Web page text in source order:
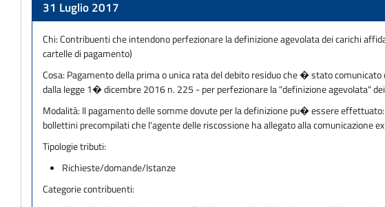
31 Luglio 2017
Chi:Contribuenti che intendono perfezionare la definizione agevolata dei carichi
cartelle di pagamento)
Cosa: Pagamento della prima o unica rata del debito residuo che � stato
dalla legge 1� dicembre 2016 n. 225 - per perfezionare la "definizione agevolata"
Modalità: Il pagamento delle somme dovute per la definizione pu� essere
bollettini precompilati che l'agente delle riscossione ha allegato alla comunicazione
Tipologie tributi:
Richieste/domande/Istanze
Categorie contribuenti: